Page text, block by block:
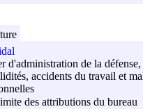
d'administration de la
accidents du travail et
des attributions du bureau